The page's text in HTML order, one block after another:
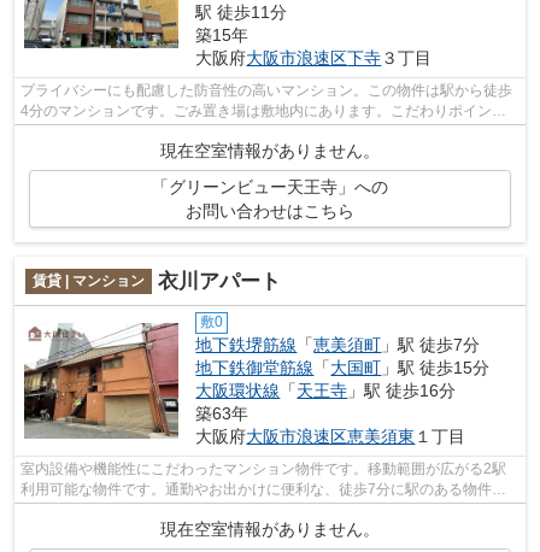
駅 徒歩11分
築15年
大阪府大阪市浪速区下寺３丁目
プライバシーにも配慮した防音性の高いマンション。この物件は駅から徒歩
4分のマンションです。ごみ置き場は敷地内にあります。こだわりポイント
満載のグリーンビュー天王寺。地下鉄堺...
現在空室情報がありません。
「グリーンビュー天王寺」への
お問い合わせはこちら
賃貸 | マンション 衣川アパート
敷0
地下鉄堺筋線 「恵美須町 」駅 徒歩7分
地下鉄御堂筋線 「大国町 」駅 徒歩15分
大阪環状線 「天王寺 」駅 徒歩16分
築63年
大阪府大阪市浪速区恵美須東 １丁目
室内設備や機能性にこだわったマンション物件です。移動範囲が広がる2駅
利用可能な物件です。通勤やお出かけに便利な、徒歩7分に駅のある物件で
現在空室情報がありません。